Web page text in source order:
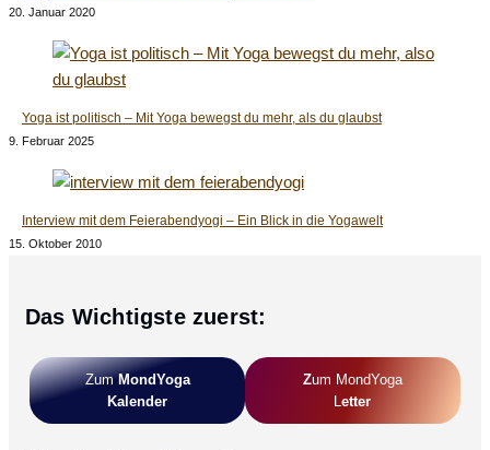
20. Januar 2020
Yoga ist politisch – Mit Yoga bewegst du mehr, als du glaubst
9. Februar 2025
Interview mit dem Feierabendyogi – Ein Blick in die Yogawelt
15. Oktober 2010
Das Wichtigste zuerst:
ZumMondYoga
Kalender
ZUm MondYoga
LEtter